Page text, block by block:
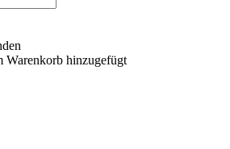
Warenkorb hinzugefügt